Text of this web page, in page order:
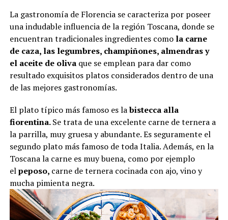
La gastronomía de Florencia se caracteriza por poseer
una indudable influencia de la región Toscana, donde se
encuentran tradicionales ingredientes comola carne
de caza, las legumbres, champiñones, almendras y
el aceite de oliva que se emplean para dar como
resultado exquisitos platos considerados dentro de una
de las mejores gastronomías.
El plato típico más famoso es labistecca alla
fiorentina.Se trata de una excelente carne de ternera a
la parrilla, muy gruesa y abundante. Es seguramente el
segundo plato más famoso de toda Italia. Además, en la
Toscana la carne es muy buena, como por ejemplo
elpeposo, carne de ternera cocinada con ajo, vino y
mucha pimienta negra.